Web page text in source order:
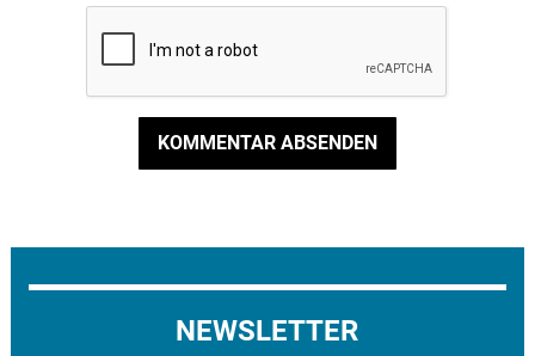
KOMMENTAR ABSENDEN
NEWSLETTER